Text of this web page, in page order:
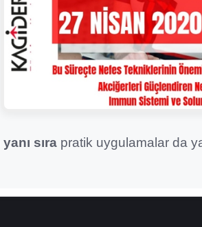
yanı sıra pratik uygulamalar da